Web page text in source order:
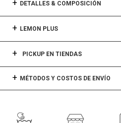
DETALLES & COMPOSICIÓN
LEMON PLUS
PICKUP EN TIENDAS
MÉTODOS Y COSTOS DE ENVÍO